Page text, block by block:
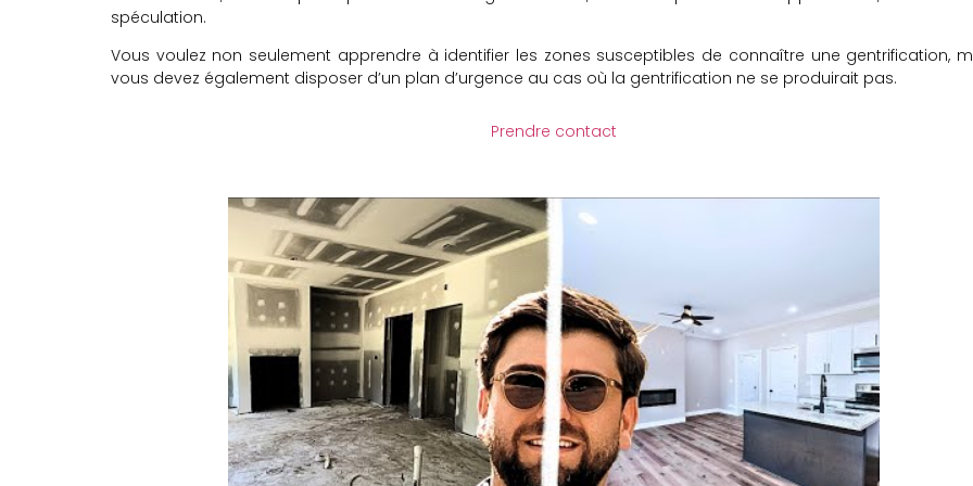
spéculation.
Vous voulez non seulement apprendre à identifier les zones susceptibles de connaître une gentrification,
vous devez également disposer d’un plan d’urgence au cas où la gentrification ne se produirait pas.
Prendre contact